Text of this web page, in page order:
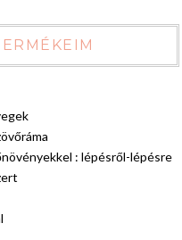
: lépésről-lépésre